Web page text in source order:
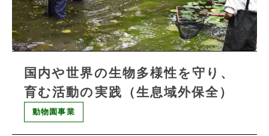
国内や世界の生物多様性を守り、
育む活動の実践（生息域外保全）
動物園事業